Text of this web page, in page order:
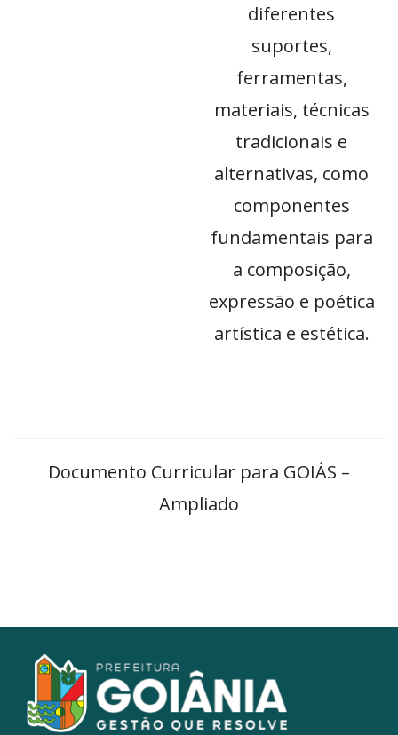
diferentes
suportes,
ferramentas,
materiais, técnicas
tradicionais e
alternativas, como
componentes
fundamentais para
a composição,
expressão e poética
artística e estética.
Documento Curricular para GOIÁS –
Ampliado